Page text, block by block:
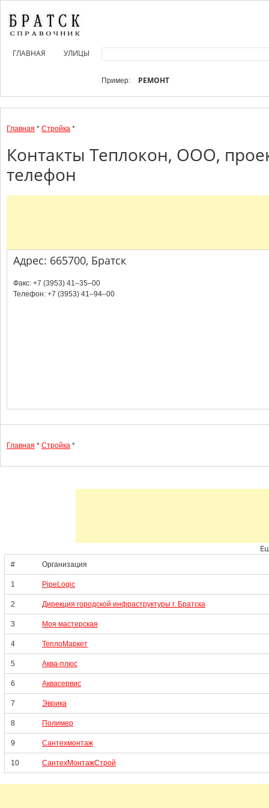
ГЛАВНАЯ УЛИЦЫ
Пример: РЕМОНТ
Главная * Стройка *
Контакты Теплокон, ООО,
телефон
Адрес: 665700, Братск
Факс: +7 (3953) 41‒35‒00
Телефон: +7 (3953) 41‒94‒00
Главная * Стройка *
# Организация
1 PipeLogic
2 Дирекция городской инфраструктуры г. Братска
3 Моя мастерская
4 ТеплоМаркет
5 Аква-плюс
6 Аквасервис
7 Эврика
8 Полимер
9 Сантехмонтаж
10 СантехМонтажСтрой